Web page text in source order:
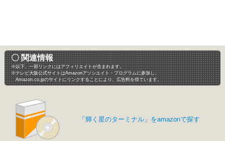
〇 関連情報
※以下、一部リンクにはアフィリエイトが含まれます。
※テレビ大阪公式サイトはAmazonアソシエイト・プログラムに参加し、
Amazon.co.jpのサイトにリンクすることにより、広告料を得ています。
「輝く星のターミナル」をamazonで探す